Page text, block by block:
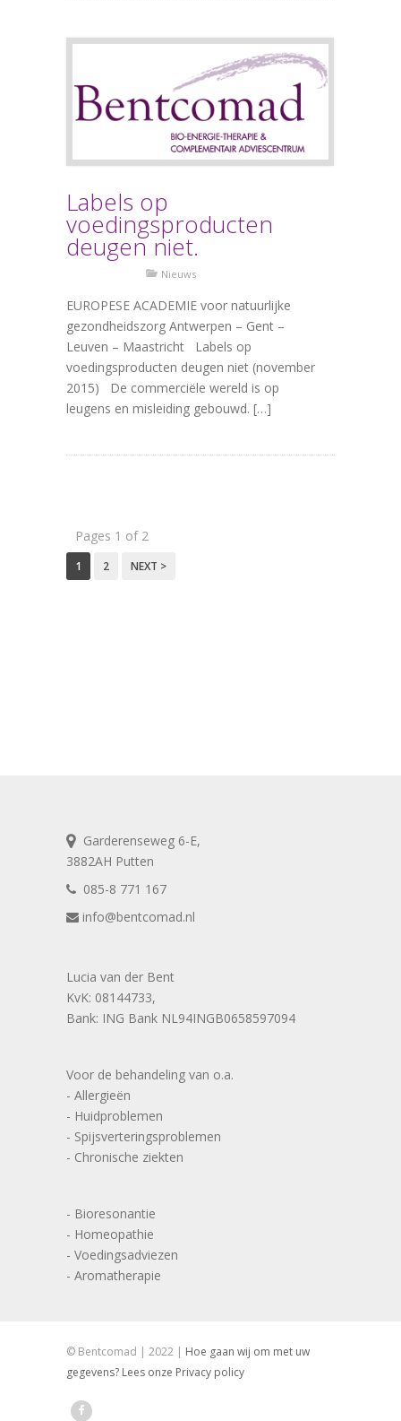
Labels op
voedingsproducten
deugen niet.
Nieuws
EUROPESE ACADEMIE voor natuurlijke
gezondheidszorg Antwerpen – Gent –
Leuven – Maastricht Labels op
voedingsproducten deugen niet (november
2015) De commerciële wereld is op
leugens en misleiding gebouwd. […]
Pages 1 of 2
1 2 NEXT >
Garderenseweg 6-E,
3882AH Putten
085-8 771 167
info@bentcomad.nl
Lucia van der Bent
KvK: 08144733,
Bank: ING Bank NL94INGB0658597094
Voor de behandeling van o.a.
- Allergieën
- Huidproblemen
- Spijsverteringsproblemen
- Chronische ziekten
- Bioresonantie
- Homeopathie
- Voedingsadviezen
- Aromatherapie
© Bentcomad | 2022 | Hoe gaan wij om met uw
gegevens? Lees onze Privacy policy